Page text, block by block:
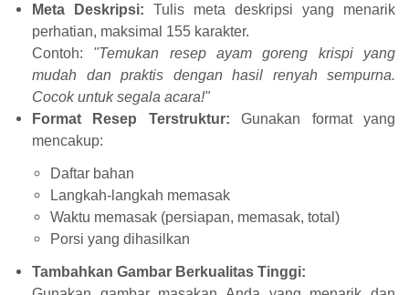
Meta Deskripsi: Tulis meta deskripsi yang menarik
perhatian, maksimal 155 karakter.
Contoh: "Temukan resep ayam goreng krispi yang
mudah dan praktis dengan hasil renyah sempurna.
Cocok untuk segala acara!"
Format Resep Terstruktur: Gunakan format yang
mencakup:
Daftar bahan
Langkah-langkah memasak
Waktu memasak (persiapan, memasak, total)
Porsi yang dihasilkan
Tambahkan Gambar Berkualitas Tinggi: